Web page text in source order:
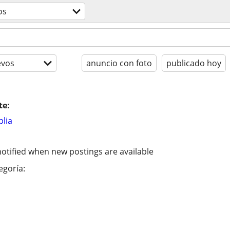
anuncio con foto publicado hoy
when new postings are available